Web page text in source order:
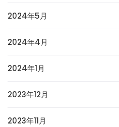
2024年5月
2024年4月
2024年1月
2023年12月
2023年11月